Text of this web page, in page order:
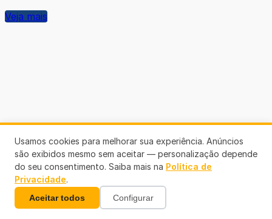
Veja mais
Usamos cookies para melhorar sua experiência. Anúncios
são exibidos mesmo sem aceitar — personalização depende
do seu consentimento. Saiba mais na Política de
Privacidade.
Aceitar todos Configurar